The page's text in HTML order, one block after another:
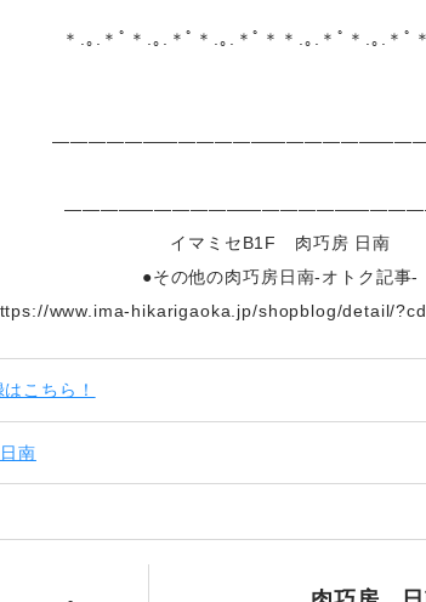
＊.｡.＊ﾟ＊.｡.＊ﾟ＊.｡.＊ﾟ＊＊.｡.＊ﾟ＊.｡.＊ﾟ
イマミセB1F 肉巧房 日南
●その他の肉巧房日南‐オトク記事‐
www.ima-hikarigaoka.jp/shopblog/detail/
こちら！
南